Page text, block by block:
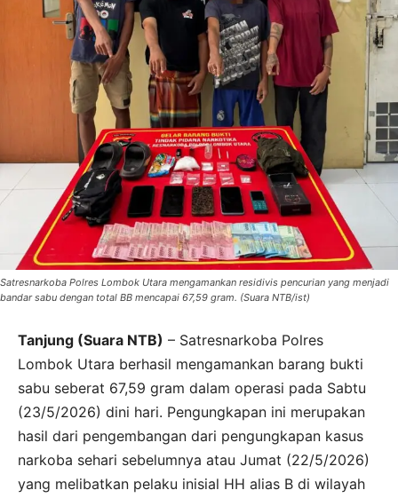
Satresnarkoba Polres Lombok Utara mengamankan residivis pencurian yang menjadi
bandar sabu dengan total BB mencapai 67,59 gram. (Suara NTB/ist)
Tanjung (Suara NTB) – Satresnarkoba Polres
Lombok Utara berhasil mengamankan barang bukti
sabu seberat 67,59 gram dalam operasi pada Sabtu
(23/5/2026) dini hari. Pengungkapan ini merupakan
hasil dari pengembangan dari pengungkapan kasus
narkoba sehari sebelumnya atau Jumat (22/5/2026)
yang melibatkan pelaku inisial HH alias B di wilayah